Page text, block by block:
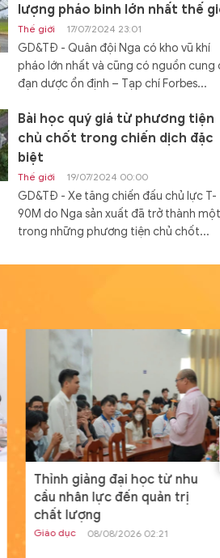
lượng pháo binh lớn nhất thế
Thế giới 17/07/2024 23:01
GD&TĐ - Quân đội Nga có kho vũ khí
pháo lớn nhất và cũng có nguồn cung
đạn dược ổn định – Tạp chí Forbes...
Bài học quý giá từ phương tiện
chủ chốt trong chiến dịch đặc
biệt
Thế giới 19/07/2024 00:00
GD&TĐ - Xe tăng chiến đấu chủ lực T-
90M do Nga sản xuất đã trở thành một
trong những phương tiện chủ chốt...
Đóng hàng loạt tàu đổ bộ Dự
án 11711 mang lại khả năng tác chiến cao
hơn cho Hải quân Nga.
Nam sinh người Tày đỗ đầu khối
A01 tỉnh Lạng Sơn từng bỏ
loại HSG quốc gia
Học đường 20/07/2024 00:04
GD&TĐ - Dù điều kiện học tập có phần
hạn chế nhưng, Dương Đình Thanh
dân tộc Tày vẫn sở hữu điểm số ba
Tìm ra nguyên nhân máy tính
Thỉnh giảng đại học từ nhu
cầu nhân lực đến quản trị
chất lượng
Giáo dục 08/08/2026 02:21